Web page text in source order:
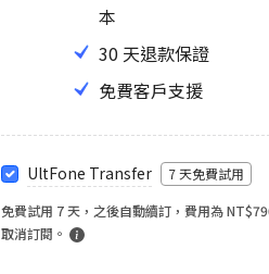
本
30 天退款保證
免費客戶支援
UltFone Transfer
7 天免費試用
免費試用 7 天，之後自動續訂，費用為
取消訂閱。